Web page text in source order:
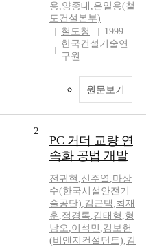
용,양종대 ,은일용(철
도건설본부)
철도청
1999
한국건설기술연
구원
원문보기
2
PC 거더 교량 연
속화 공법 개발
전귀현 ,신주열 ,마상
수(한국시설안전기
술공단),김근택 ,최재
훈,정경록,김태형 ,형
남오,이석민 ,김보헌
(비엔지컨설턴트),김